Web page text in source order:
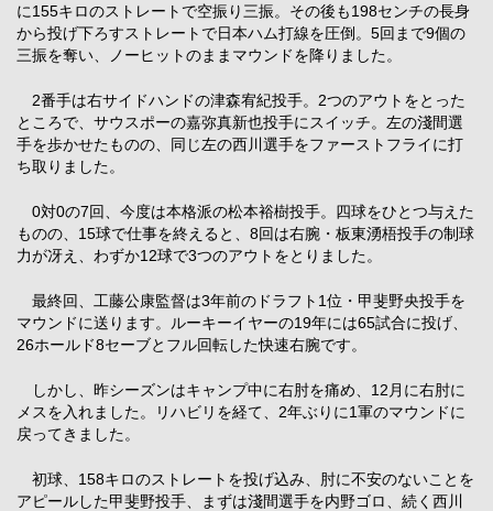
に155キロのストレートで空振り三振。その後も198センチの長身
から投げ下ろすストレートで日本ハム打線を圧倒。5回まで9個の
三振を奪い、ノーヒットのままマウンドを降りました。
2番手は右サイドハンドの津森宥紀投手。2つのアウトをとった
ところで、サウスポーの嘉弥真新也投手にスイッチ。左の淺間選
手を歩かせたものの、同じ左の西川選手をファーストフライに打
ち取りました。
0対0の7回、今度は本格派の松本裕樹投手。四球をひとつ与えた
ものの、15球で仕事を終えると、8回は右腕・板東湧梧投手の制球
力が冴え、わずか12球で3つのアウトをとりました。
最終回、工藤公康監督は3年前のドラフト1位・甲斐野央投手を
マウンドに送ります。ルーキーイヤーの19年には65試合に投げ、
26ホールド8セーブとフル回転した快速右腕です。
しかし、昨シーズンはキャンプ中に右肘を痛め、12月に右肘に
メスを入れました。リハビリを経て、2年ぶりに1軍のマウンドに
戻ってきました。
初球、158キロのストレートを投げ込み、肘に不安のないことを
アピールした甲斐野投手、まずは淺間選手を内野ゴロ、続く西川